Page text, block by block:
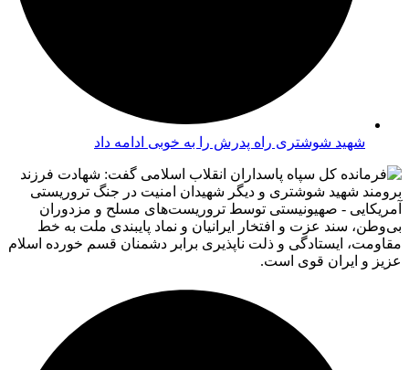
شهید شوشتری راه پدرش را به خوبی ادامه داد